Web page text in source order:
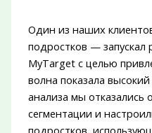
Один из наших
подростков —
MyTarget с целью
волна показала
анализа мы отказались
сегментации и